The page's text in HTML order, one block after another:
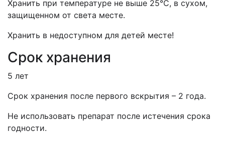
Хранить при температуре не выше 25°С, в сухом,
защищенном от света месте.
Хранить в недоступном для детей месте!
Срок хранения
5 лет
Срок хранения после первого вскрытия – 2 года.
Не использовать препарат после истечения срока
годности.